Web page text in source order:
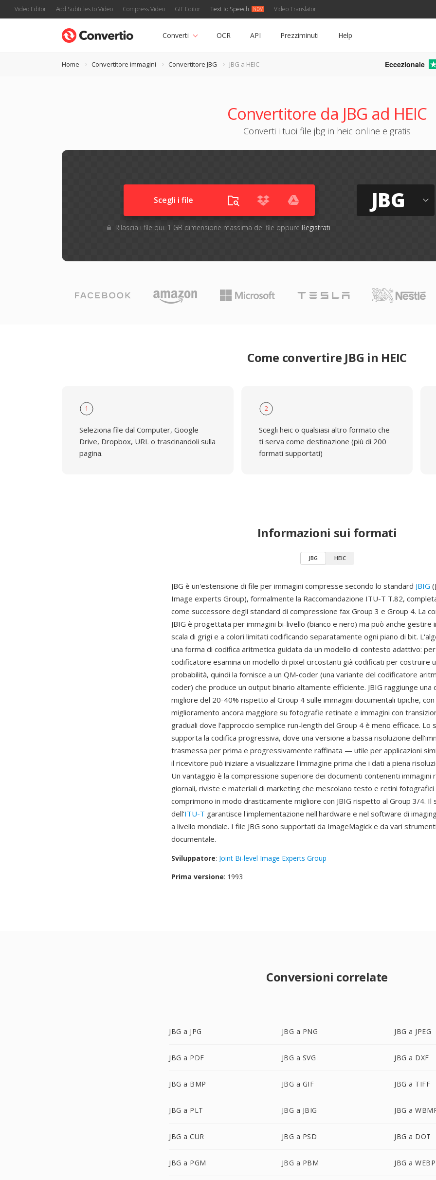
Video Editor Add Subtitles to Video Compress Video GIF Editor Text to Speech Video Translator
Converti OCR API Prezziminuti Help
Home Convertitore immagini Convertitore JBG JBG a HEIC Eccezionale
Convertitore da JBG ad HEIC
Converti i tuoi file jbg in heic online e gratis
Scegli i file
Rilascia i file qui. 1 GB dimensione massima del file oppure Registrati
JBG
Come convertire JBG in HEIC
1
Seleziona file dal Computer, Google
Drive, Dropbox, URL o trascinandoli sulla
pagina.
2
Scegli heic o qualsiasi altro formato che
ti serva come destinazione (più di 200
formati supportati)
Informazioni sui formati
JBG HEIC
JBG è un'estensione di file per immagini compresse secondo lo standard JBIG
Image experts Group), formalmente la Raccomandazione ITU-T T.82,
come successore degli standard di compressione fax Group 3 e Group 4. La
JBIG è progettata per immagini bi-livello (bianco e nero) ma può anche gestire
scala di grigi e a colori limitati codificando separatamente ogni piano di bit.
una forma di codifica aritmetica guidata da un modello di contesto adattivo:
codificatore esamina un modello di pixel circostanti già codificati per costruire
probabilità, quindi la fornisce a un QM-coder (una variante del codificatore
coder) che produce un output binario altamente efficiente. JBIG raggiunge una
migliore del 20-40% rispetto al Group 4 sulle immagini documentali tipiche, con
miglioramento ancora maggiore su fotografie retinate e immagini con
graduali dove l'approccio semplice run-length del Group 4 è meno efficace. Lo
supporta la codifica progressiva, dove una versione a bassa risoluzione
trasmessa per prima e progressivamente raffinata — utile per applicazioni
il ricevitore può iniziare a visualizzare l'immagine prima che i dati a piena
Un vantaggio è la compressione superiore dei documenti contenenti immagini
giornali, riviste e materiali di marketing che mescolano testo e retini fotografici
comprimono in modo drasticamente migliore con JBIG rispetto al Group 3/4. Il
dell'ITU-T garantisce l'implementazione nell'hardware e nel software di
a livello mondiale. I file JBG sono supportati da ImageMagick e da vari
documentale.
Sviluppatore: Joint Bi-level Image Experts Group
Prima versione: 1993
Conversioni correlate
JBG a JPG JBG a PNG JBG a JPEG
JBG a PDF JBG a SVG JBG a DXF
JBG a BMP JBG a GIF JBG a TIFF
JBG a PLT JBG a JBIG JBG a
JBG a CUR JBG a PSD JBG a DOT
JBG a PGM JBG a PBM JBG a WEBP